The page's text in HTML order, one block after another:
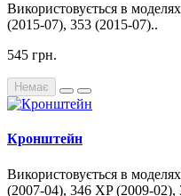
Використовується в
(2015-07), 353 (2015-07)..
545 грн.
Немає
Кронштейн
Використовується в
(2007-04), 346 XP (2009-